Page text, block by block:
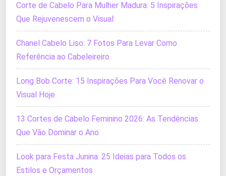
Corte de Cabelo Para Mulher Madura: 5 Inspirações
Que Rejuvenescem o Visual
Chanel Cabelo Liso: 7 Fotos Para Levar Como
Referência ao Cabeleireiro
Long Bob Corte: 15 Inspirações Para Você Renovar o
Visual Hoje
13 Cortes de Cabelo Feminino 2026: As Tendências
Que Vão Dominar o Ano
Look para Festa Junina: 25 Ideias para Todos os
Estilos e Orçamentos